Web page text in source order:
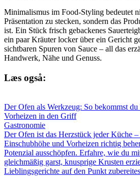
Minimalismus im Food-Styling bedeutet
Präsentation zu stecken, sondern das
ist. Ein Stück frisch gebackenes
ein paar Kräuter locker über ein Gericht
sichtbaren Spuren von Sauce – all das
Handwerk, Nähe und Genuss.
Læs også:
Der Ofen als Werkzeug: So bekommst
Vorheizen in den Griff
Gastronomie
Der Ofen ist das Herzstück jeder Küche
Einschubhöhe und Vorheizen richtig
Potenzial ausschöpfen. Erfahre, wie du
gleichmäßig garst, knusprige Krusten
Lieblingsgerichte auf den Punkt